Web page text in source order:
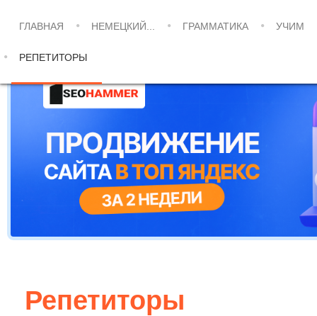
ГЛАВНАЯ НЕМЕЦКИЙ... ГРАММАТИКА УЧИМ
РЕПЕТИТОРЫ
Репетиторы